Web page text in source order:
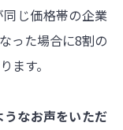
じ価格帯の企業
った場合に8割の
ます。
なお声をいただ